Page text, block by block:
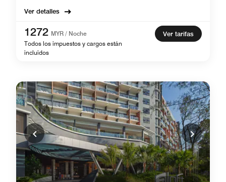
Ver detalles
1272 MYR / Noche
Todos los impuestos y cargos están
incluidos
Ver tarifas